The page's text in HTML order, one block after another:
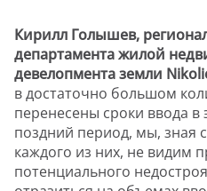
Кирилл Голышев,
департамента жилой
девелопмента земли
в достаточно большом
перенесены сроки ввода в
поздний период, мы, зная
каждого из них, не видим
потенциального